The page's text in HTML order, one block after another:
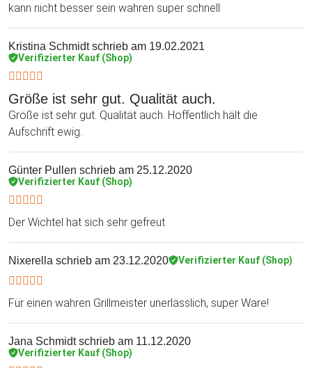
kann nicht besser sein wahren super schnell
Kristina Schmidtschrieb am 19.02.2021
Verifizierter Kauf (Shop)
Größe ist sehr gut. Qualität auch.
Größe ist sehr gut. Qualität auch. Hoffentlich hält die
Aufschrift ewig.
Günter Pullen schrieb am 25.12.2020
Verifizierter Kauf (Shop)
Der Wichtel hat sich sehr gefreut
Nixerella schrieb am 23.12.2020 Verifizierter Kauf (Shop)
Für einen wahren Grillmeister unerlässlich, super Ware!
Jana Schmidtschrieb am 11.12.2020
Verifizierter Kauf (Shop)